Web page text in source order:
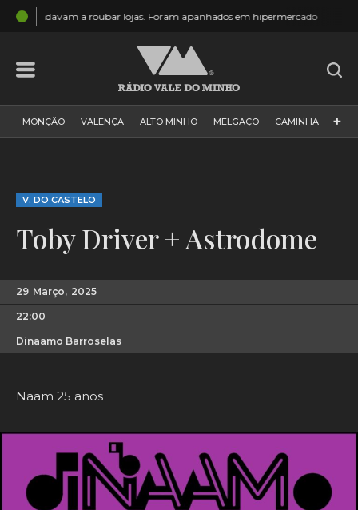
19:18 Monção: Mais um grupo de escuteiros que passou
MONÇÃO VALENÇA ALTO MINHO MELGAÇO CAMINHA
VALE DO MINHO MINHO MUNDO ESPANHA NORTE
VILA PRAIA DE ÂNCORA
+
V. DO CASTELO
Toby Driver + Astrodome
29 Março, 2025
22:00
Dinaamo Barroselas
Naam 25 anos